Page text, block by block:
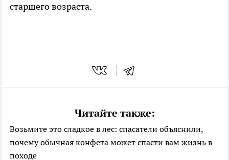
старшего возраста.
Читайте также:
Возьмите это сладкое в лес: спасатели объяснили,
почему обычная конфета может спасти вам жизнь в
походе